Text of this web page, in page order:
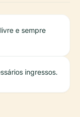
e sempre
ingressos.